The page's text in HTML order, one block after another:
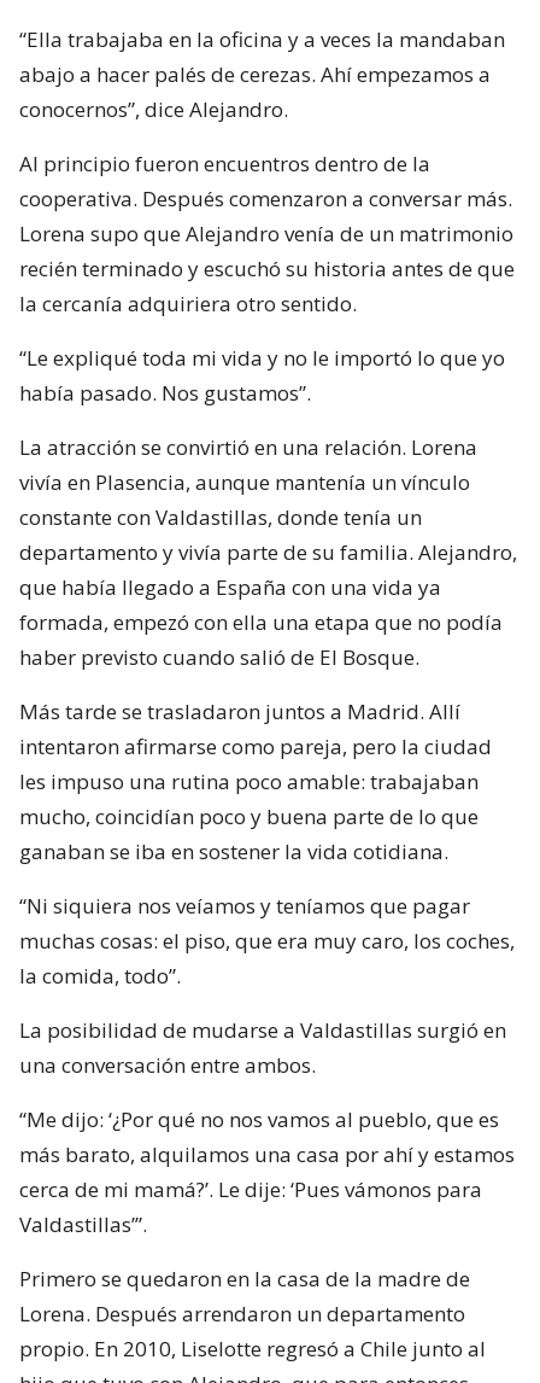
“Ella trabajaba en la oficina y a veces la mandaban
abajo a hacer palés de cerezas. Ahí empezamos a
conocernos”, dice Alejandro.
Al principio fueron encuentros dentro de la
cooperativa. Después comenzaron a conversar más.
Lorena supo que Alejandro venía de un matrimonio
recién terminado y escuchó su historia antes de que
la cercanía adquiriera otro sentido.
“Le expliqué toda mi vida y no le importó lo que yo
había pasado. Nos gustamos”.
La atracción se convirtió en una relación. Lorena
vivía en Plasencia, aunque mantenía un vínculo
constante con Valdastillas, donde tenía un
departamento y vivía parte de su familia. Alejandro,
que había llegado a España con una vida ya
formada, empezó con ella una etapa que no podía
haber previsto cuando salió de El Bosque.
Más tarde se trasladaron juntos a Madrid. Allí
intentaron afirmarse como pareja, pero la ciudad
les impuso una rutina poco amable: trabajaban
mucho, coincidían poco y buena parte de lo que
ganaban se iba en sostener la vida cotidiana.
“Ni siquiera nos veíamos y teníamos que pagar
muchas cosas: el piso, que era muy caro, los coches,
la comida, todo”.
La posibilidad de mudarse a Valdastillas surgió en
una conversación entre ambos.
“Me dijo: ‘¿Por qué no nos vamos al pueblo, que es
más barato, alquilamos una casa por ahí y estamos
cerca de mi mamá?’. Le dije: ‘Pues vámonos para
Valdastillas’”.
Primero se quedaron en la casa de la madre de
Lorena. Después arrendaron un departamento
propio. En 2010, Liselotte regresó a Chile junto al